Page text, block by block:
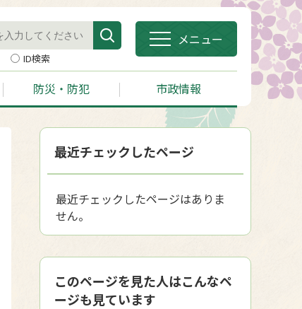
ID検索
メニュー
防災・防犯 市政情報
最近チェックしたページ
最近チェックしたページはありま
せん。
このページを見た人はこんなペ
ージも見ています